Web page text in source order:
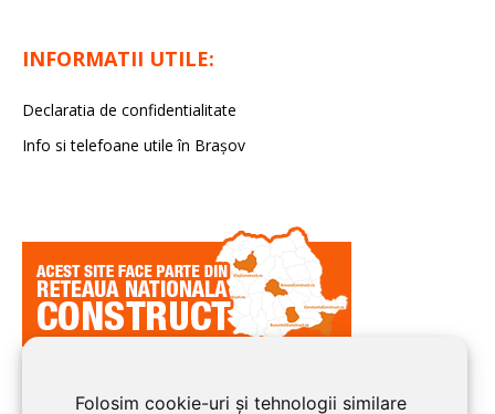
Folosim cookie-uri și tehnologii similare
INFORMATII UTILE:
Declaratia de confidentialitate
Info si telefoane utile în Braşov